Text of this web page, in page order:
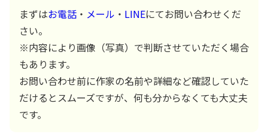
まずはお電話 ・ メール ・ LINEにてお問い合わせくだ
さい。
※内容により画像（写真）で判断させていただく場合
もあります。
お問い合わせ前に作家の名前や詳細など確認していた
だけるとスムーズですが、何も分からなくても大丈夫
です。